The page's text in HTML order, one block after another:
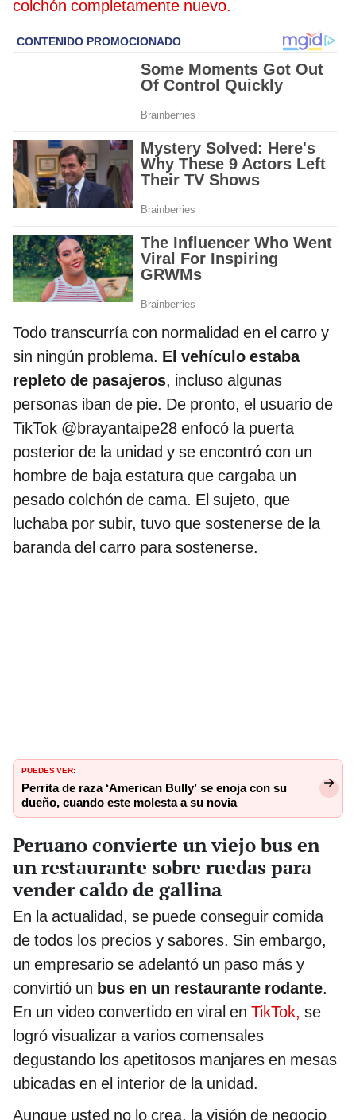
colchón completamente nuevo.
Todo transcurría con normalidad en el carro y
sin ningún problema. El vehículo estaba
repleto de pasajeros, incluso algunas
personas iban de pie. De pronto, el usuario de
TikTok @brayantaipe28 enfocó la puerta
posterior de la unidad y se encontró con un
hombre de baja estatura que cargaba un
pesado colchón de cama. El sujeto, que
luchaba por subir, tuvo que sostenerse de la
baranda del carro para sostenerse.
PUEDES VER:
Perrita de raza ‘American Bully’ se enoja con su
dueño, cuando este molesta a su novia
Peruano convierte un viejo bus en
un restaurante sobre ruedas para
vender caldo de gallina
En la actualidad, se puede conseguir comida
de todos los precios y sabores. Sin embargo,
un empresario se adelantó un paso más y
convirtió un bus en un restaurante rodante.
En un video convertido en viral en TikTok, se
logró visualizar a varios comensales
degustando los apetitosos manjares en mesas
ubicadas en el interior de la unidad.
Aunque usted no lo crea, la visión de negocio